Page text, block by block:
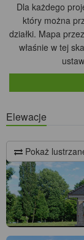
Dla każdego
który można
działki. Mapa
właśnie w tej
Elewacje
Pokaż